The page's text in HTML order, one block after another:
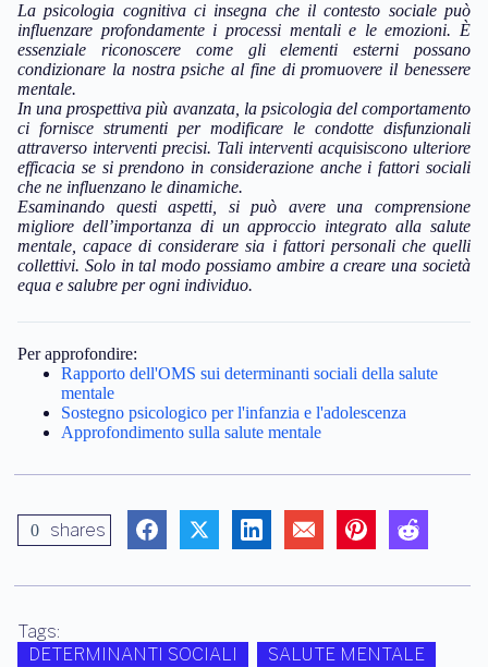
La psicologia cognitiva ci insegna che il contesto sociale può
influenzare profondamente i processi mentali e le emozioni. È
essenziale riconoscere come gli elementi esterni possano
condizionare la nostra psiche al fine di promuovere il benessere
mentale.
In una prospettiva più avanzata, la psicologia del comportamento
ci fornisce strumenti per modificare le condotte disfunzionali
attraverso interventi precisi. Tali interventi acquisiscono ulteriore
efficacia se si prendono in considerazione anche i fattori sociali
che ne influenzano le dinamiche.
Esaminando questi aspetti, si può avere una comprensione
migliore dell’importanza di un approccio integrato alla salute
mentale, capace di considerare sia i fattori personali che quelli
collettivi. Solo in tal modo possiamo ambire a creare una società
equa e salubre per ogni individuo.
Per approfondire:
Rapporto dell'OMS sui determinanti sociali della salute
mentale
Sostegno psicologico per l'infanzia e l'adolescenza
Approfondimento sulla salute mentale
0 shares
Tags:
DETERMINANTI SOCIALI
SALUTE MENTALE